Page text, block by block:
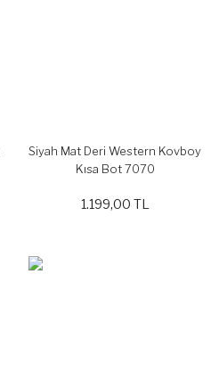
Siyah Mat Deri Western Kovboy
Kısa Bot 7070
1.199,00 TL